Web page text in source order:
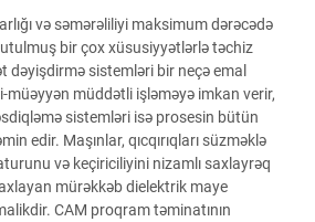
və səmərəliliyi maksimum dərəcədə
bir çox xüsusiyyətlərlə təchiz
dəyişdirmə sistemləri bir neçə emal
müəyyən müddətli işləməyə imkan verir,
sistemləri isə prosesin bütün
edir. Maşınlar, qıcqırıqları süzməklə
və keçiriciliyini nizamlı saxlayrəq
mürəkkəb dielektrik maye
CAM proqram təminatının